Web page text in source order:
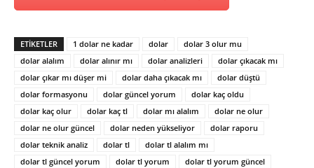
ETİKETLER 1 dolar ne kadar dolar
dolar 3 olur mu
dolar alalım
dolar alınır mı dolar analizleri
dolar çıkacak mı
dolar çıkar mı düşer mi
dolar daha çıkacak mı
dolar düştü
dolar formasyonu
dolar güncel yorum
dolar kaç oldu
dolar kaç olur
dolar kaç tl dolar mı alalım
dolar ne olur
dolar ne olur güncel
dolar neden yükseliyor
dolar raporu
dolar teknik analiz
dolar tl
dolar tl alalım mı
dolar tl güncel yorum
dolar tl yorum
dolar tl yorum güncel